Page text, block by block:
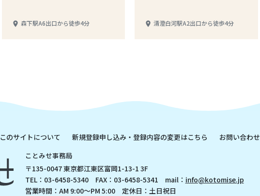
place 森下駅A6出口から徒歩4分 place 清澄白河駅A2出口から徒歩4分
このサイトについて 新規登録申し込み・登録内容の変更はこちら お問い合わせ
ことみせ事務局
〒135-0047 東京都江東区富岡1-13-1 3F
TEL：03-6458-5340 FAX：03-6458-5341 mail： info@kotomise.jp
営業時間：AM 9:00～PM 5:00 定休日：土日祝日